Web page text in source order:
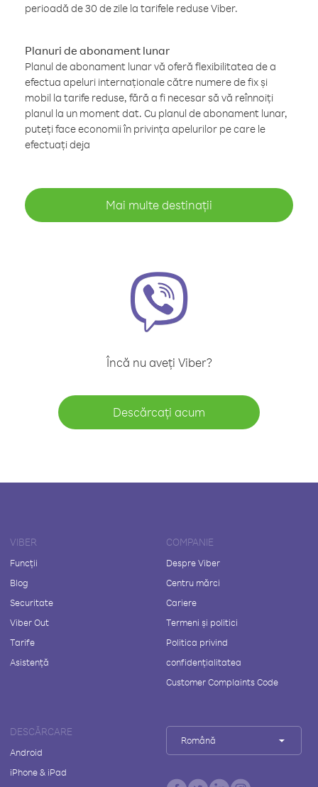
perioadă de 30 de zile la tarifele reduse Viber.
Planuri de abonament lunar
Planul de abonament lunar vă oferă flexibilitatea de a
efectua apeluri internaționale către numere de fix și
mobil la tarife reduse, fără a fi necesar să vă reînnoiți
planul la un moment dat. Cu planul de abonament lunar,
puteți face economii în privința apelurilor pe care le
efectuați deja
Mai multe destinații
Încă nu aveți Viber?
Descărcați acum
VIBER
Funcții
Blog
Securitate
Viber Out
Tarife
Asistență
COMPANIE
Despre Viber
Centru mărci
Cariere
Termeni și politici
Politica privind
confidențialitatea
Customer Complaints Code
DESCĂRCARE
Android
iPhone & iPad
Română